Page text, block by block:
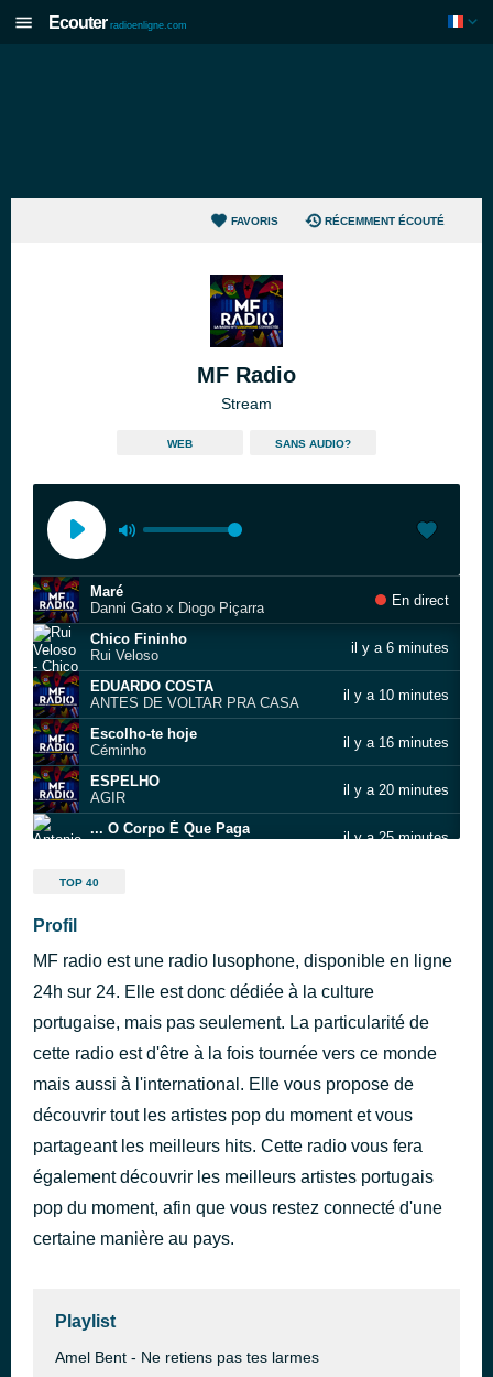
Ecouter radioenligne.com
FAVORIS RÉCEMMENT ÉCOUTÉ
MF Radio
Stream
WEB SANS AUDIO?
Maré
Danni Gato x Diogo Piçarra
En direct
Chico Fininho
Rui Veloso
il y a 6 minutes
EDUARDO COSTA
ANTES DE VOLTAR PRA CASA
il y a 10 minutes
Escolho-te hoje
Céminho
il y a 16 minutes
ESPELHO
AGIR
il y a 20 minutes
... O Corpo É Que Paga
il y a 25 minutes
Na Minha Rua
Totoloto
Soraia Ramos
Encaixa
Dynamo feat. Djodje & Ricky Boy
il y a 45 minutes
TOP 40
Profil
MF radio est une radio lusophone, disponible en ligne
24h sur 24. Elle est donc dédiée à la culture
portugaise, mais pas seulement. La particularité de
cette radio est d'être à la fois tournée vers ce monde
mais aussi à l'international. Elle vous propose de
découvrir tout les artistes pop du moment et vous
partageant les meilleurs hits. Cette radio vous fera
également découvrir les meilleurs artistes portugais
pop du moment, afin que vous restez connecté d'une
certaine manière au pays.
Playlist
Amel Bent - Ne retiens pas tes larmes